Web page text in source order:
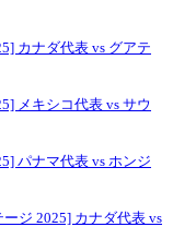
カナダ代表 vs グアテ
メキシコ代表 vs サウ
パナマ代表 vs ホンジ
ジ 2025] カナダ代表 vs